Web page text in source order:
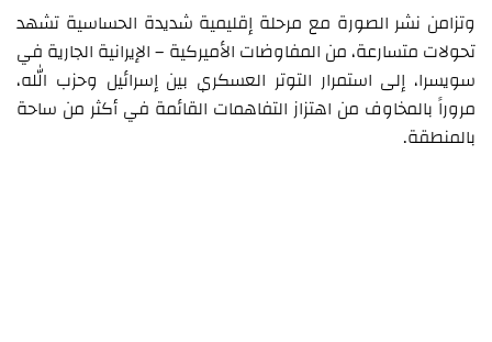
وتزامن نشر الصورة مع مرحلة إقليمية شديدة الحساسية تشهد
تحولات متسارعة، من المفاوضات الأميركية – الإيرانية الجارية في
سويسرا، إلى استمرار التوتر العسكري بين إسرائيل وحزب الله،
مروراً بالمخاوف من اهتزاز التفاهمات القائمة في أكثر من ساحة
بالمنطقة.